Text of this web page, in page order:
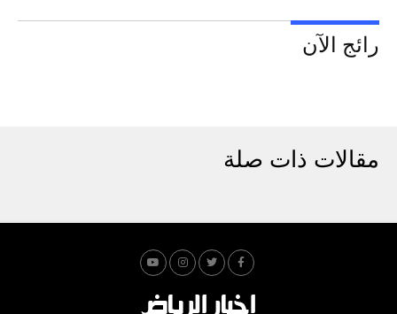
رائج الآن
مقالات ذات صلة